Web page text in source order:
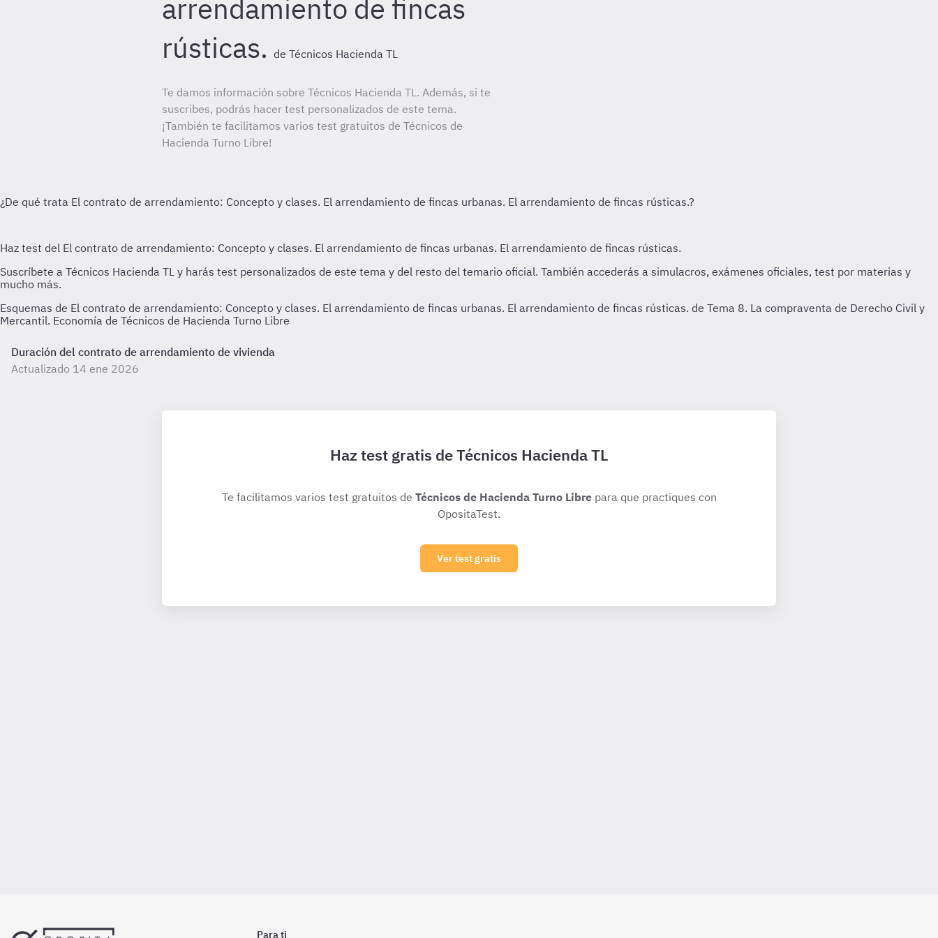
arrendamiento de fincas
rústicas. de Técnicos Hacienda TL
Te damos información sobre Técnicos Hacienda TL. Además, si te
suscribes, podrás hacer test personalizados de este tema.
¡También te facilitamos varios test gratuitos de Técnicos de
Hacienda Turno Libre!
Esquemas de El contrato de arrendamiento: Concepto y clases. El arrendamiento de fincas urbanas. El arrendamiento de fincas rústicas. de Tema 8. La compraventa de Derecho Civil y
Mercantil. Economía de Técnicos de Hacienda Turno Libre
Duración del contrato de arrendamiento de vivienda
Actualizado 14 ene 2026
Haz test gratis de Técnicos Hacienda TL
Te facilitamos varios test gratuitos de Técnicos de Hacienda Turno Librepara que practiques con
OpositaTest.
Ver test gratis
Para ti